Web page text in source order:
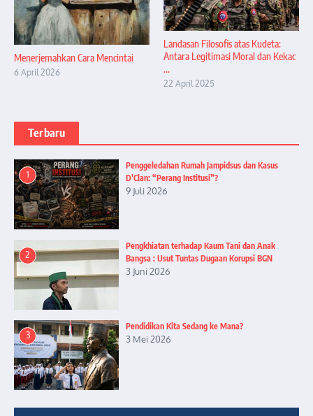
Menerjemahkan Cara Mencintai
6 April 2026
Landasan Filosofis atas Kudeta:
Antara Legitimasi Moral dan Kekac
...
22 April 2025
Terbaru
1
Penggeledahan Rumah Jampidsus dan Kasus
D’Clan: “Perang Institusi”?
9 Juli 2026
2
Pengkhiatan terhadap Kaum Tani dan Anak
Bangsa : Usut Tuntas Dugaan Korupsi BGN
3 Juni 2026
3
Pendidikan Kita Sedang ke Mana?
3 Mei 2026